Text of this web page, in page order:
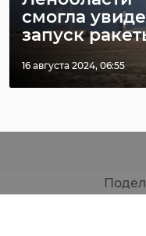
смогла
запуск
16 августа 2024, 06:55
районе
арестовали
оренбуржца,
обманувше ...
Фото:
помощи
VK